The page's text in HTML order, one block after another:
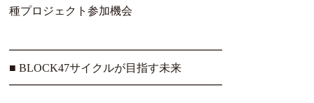
種プロジェクト参加機会
━━━━━━━━━━━━━━━━━━━
■ BLOCK47サイクルが目指す未来
━━━━━━━━━━━━━━━━━━━